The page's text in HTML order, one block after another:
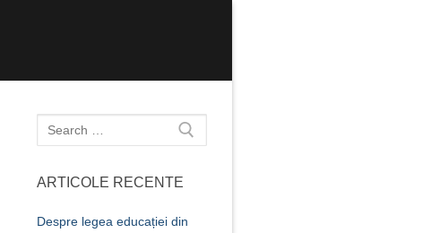
Caută
după:
ARTICOLE RECENTE
Despre legea educației din